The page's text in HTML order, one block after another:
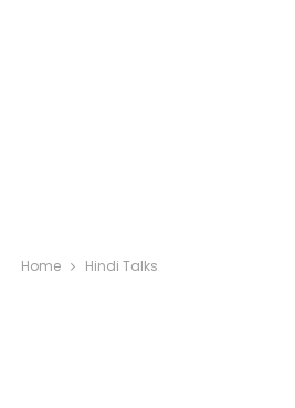
Home Hindi Talks